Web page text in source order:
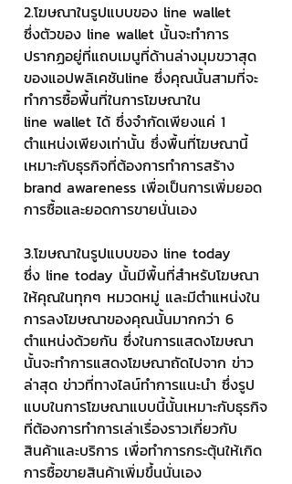
2.โฆษณาในรูปแบบของ line wallet
ซึ่งตัวของ line wallet นั้นจะทำการ
ปรากฏอยู่ที่แถบเมนูที่ด้านล่างมุมขวาสุด
ของแอปพลิเคชันline ซึ่งคุณนั้นสามที่จะ
ทำการซื้อพื้นที่ในการโฆษณาใน
line wallet ได้ ซึ่งจำกัดเพียงแค่ 1
ตำแหน่งเพียงเท่านั้น ซึ่งพื้นที่โฆษณานี้
เหมาะกับธุรกิจที่ต้องการทำการสร้าง
brand awareness เพื่อเป็นการเพิ่มยอด
การซื้อและยอดการขายนั่นเอง
3.โฆษณาในรูปแบบของ line today
ซึ่ง line today นั้นมีพื้นที่สำหรับโฆษณา
ให้คุณในทุกๆ หมวดหมู่ และมีตำแหน่งใน
การลงโฆษณาของคุณนั้นมากกว่า 6
ตำแหน่งด้วยกัน ซึ่งในการแสดงโฆษณา
นั้นจะทำการแสดงโฆษณาถัดไปจาก ข่าว
ล่าสุด ข่าวที่ทางไลน์ทำการแนะนำ ซึ่งรูป
แบบในการโฆษณาแบบนี้นั้นเหมาะกับธุรกิจ
ที่ต้องการทำการเล่าเรื่องราวเกี่ยวกับ
สินค้าและบริการ เพื่อทำการกระตุ้นให้เกิด
การซื้อขายสินค้าเพิ่มขึ้นนั่นเอง